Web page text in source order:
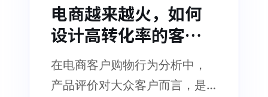
电商越来越火，如何
设计高转化率的客户
评价页面？这几点你
需要注意
在电商客户购物行为分析中，
产品评价对大众客户而言，是